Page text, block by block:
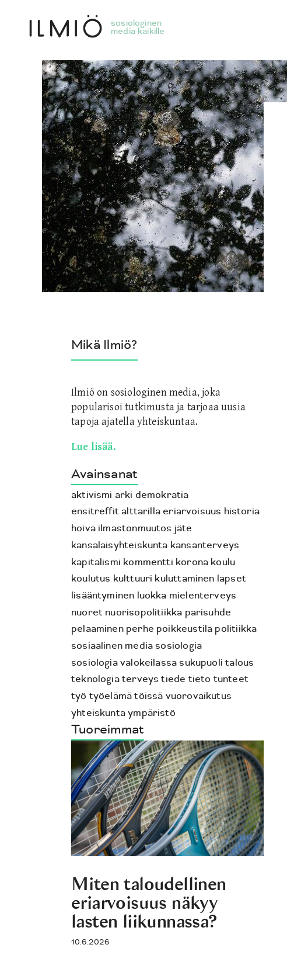
Mikä Ilmiö?
Ilmiö on sosiologinen media, joka
popularisoi tutkimusta ja tarjoaa uusia
tapoja ajatella yhteiskuntaa.
Lue lisää.
Avainsanat
aktivismi arki demokratia
ensitreffit alttarilla eriarvoisuus historia
hoiva ilmastonmuutos jäte
kansalaisyhteiskunta kansanterveys
kapitalismi kommentti korona koulu
koulutus kulttuuri kuluttaminen lapset
lisääntyminen luokka mielenterveys
nuoret nuorisopolitiikka parisuhde
pelaaminen perhe poikkeustila politiikka
sosiaalinen media sosiologia
sosiologia valokeilassa sukupuoli talous
teknologiaterveys tiede tieto tunteet
työ työelämä töissä vuorovaikutus
yhteiskuntaympäristö
Tuoreimmat
Miten taloudellinen
eriarvoisuus näkyy
lasten liikunnassa?
10.6.2026